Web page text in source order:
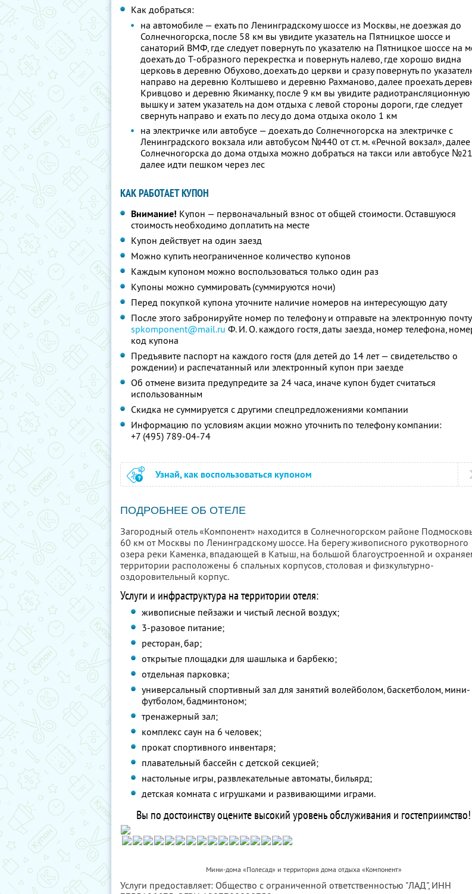
Как добраться:
на автомобиле — ехать по Ленинградскому шоссе из Москвы, не доезжая до
Солнечногорска, после 58 км вы увидите указатель на Пятницкое шоссе и
санаторий ВМФ, где следует повернуть по указателю на Пятницкое шоссе на
доехать до Т-образного перекрестка и повернуть налево, где хорошо видна
церковь в деревню Обухово, доехать до церкви и сразу повернуть по
направо на деревню Колтышево и деревню Рахманово, далее проехать
Кривцово и деревню Якиманку, после 9 км вы увидите радиотрансляционную
вышку и затем указатель на дом отдыха с левой стороны дороги, где следует
свернуть направо и ехать по лесу до дома отдыха около 1 км
на электричке или автобусе — доехать до Солнечногорска на электричке с
Ленинградского вокзала или автобусом №440 от ст. м. «Речной вокзал», далее
Солнечногорска до дома отдыха можно добраться на такси или автобусе
далее идти пешком через лес
КАК РАБОТАЕТ КУПОН
Внимание! Купон — первоначальный взнос от общей стоимости. Оставшуюся
стоимость необходимо доплатить на месте
Купон действует на один заезд
Можно купить неограниченное количество купонов
Каждым купоном можно воспользоваться только один раз
Купоны можно суммировать (суммируются ночи)
Перед покупкой купона уточните наличие номеров на интересующую дату
После этого забронируйте номер по телефону и отправьте на электронную почту
spkomponent@mail.ru Ф. И. О.каждого гостя, даты заезда, номер телефона,
код купона
Предъявите паспорт на каждого гостя (для детей до 14 лет — свидетельство о
рождении) и распечатанный или электронный купон при заезде
Об отмене визита предупредите за 24 часа, иначе купон будет считаться
использованным
Скидка не суммируется с другими спецпредложениями компании
Информацию по условиям акции можно уточнить по телефону компании:
+7 (495) 789-04-74
Узнай, как воспользоваться купоном
ПОДРОБНЕЕ ОБ ОТЕЛЕ
Загородный отель «Компонент» находится в Солнечногорском районе
60 км от Москвы по Ленинградскому шоссе. На берегу живописного рукотворного
озера реки Каменка, впадающей в Катыш, на большой благоустроенной и
территории расположены 6 спальных корпусов, столовая и физкультурно-
оздоровительный корпус.
Услуги и инфраструктура на территории отеля:
живописные пейзажи и чистый лесной воздух;
3-разовое питание;
ресторан, бар;
открытые площадки для шашлыка и барбекю;
отдельная парковка;
универсальный спортивный зал для занятий волейболом, баскетболом, мини-
футболом, бадминтоном;
тренажерный зал;
комплекс саун на 6 человек;
прокат спортивного инвентаря;
плавательный бассейн с детской секцией;
настольные игры, развлекательные автоматы, бильярд;
детская комната с игрушками и развивающими играми.
Вы по достоинству оцените высокий уровень обслуживания и гостеприимство!
Мини-дома «Полесад» и территория дома отдыха «Компонент»
Услуги предоставляет: Общество с ограниченной ответственностью "ЛАД", ИНН